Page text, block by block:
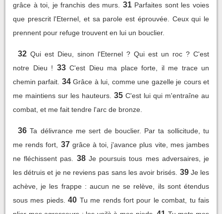
grâce à toi, je franchis des murs.
31 Parfaites sont les voies
que prescrit l'Eternel, et sa parole est éprouvée. Ceux qui le
prennent pour refuge trouvent en lui un bouclier.
32 Qui est Dieu, sinon l'Eternel ? Qui est un roc ? C'est
notre Dieu ! 33 C'est Dieu ma place forte, il me trace un
chemin parfait. 34 Grâce à lui, comme une gazelle je cours et
me maintiens sur les hauteurs. 35 C'est lui qui m'entraîne au
combat, et me fait tendre l'arc de bronze.
36 Ta délivrance me sert de bouclier. Par ta sollicitude, tu
me rends fort,
37 grâce à toi, j'avance plus vite, mes jambes
ne fléchissent pas.
38 Je poursuis tous mes adversaires, je
les détruis et je ne reviens pas sans les avoir brisés. 39 Je les
achève, je les frappe : aucun ne se relève, ils sont étendus
sous mes pieds. 40 Tu me rends fort pour le combat, tu fais